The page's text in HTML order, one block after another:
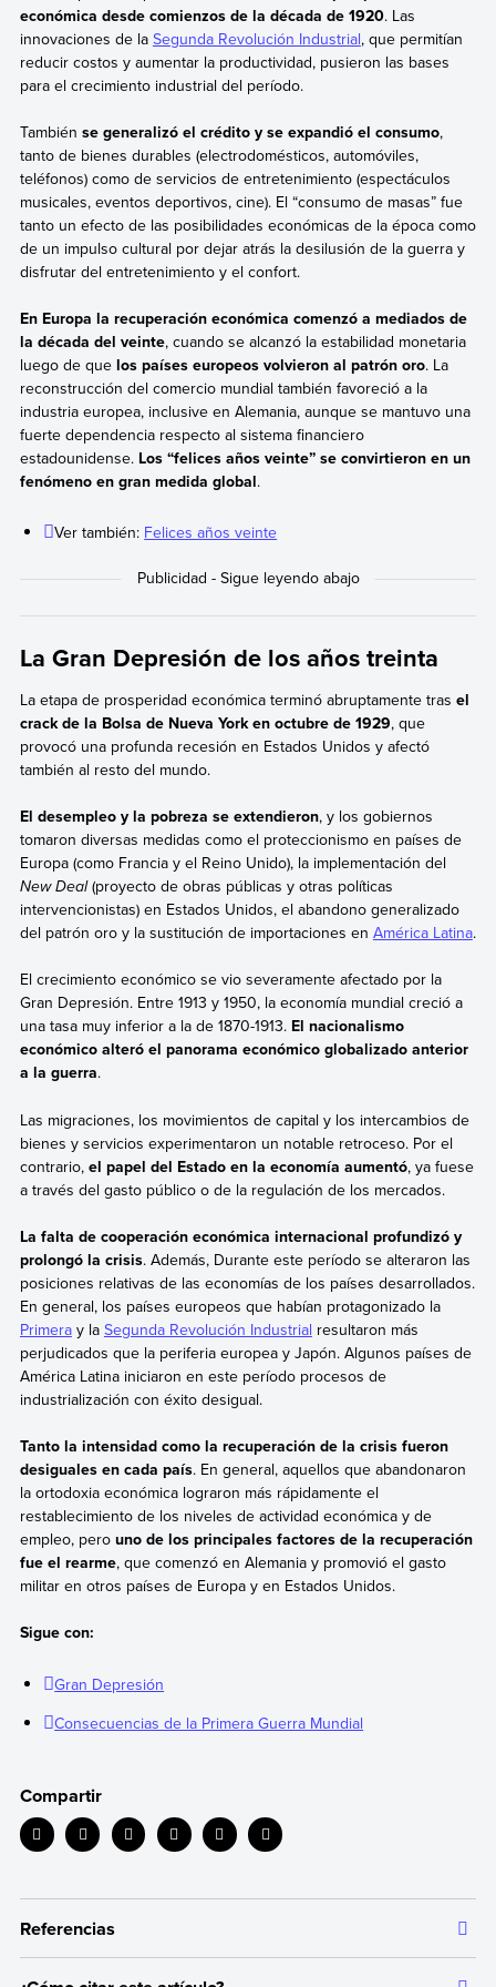
económica desde comienzos de la década de 1920. Las
innovaciones de la Segunda Revolución Industrial, que permitían
reducir costos y aumentar la productividad, pusieron las bases
para el crecimiento industrial del período.
También se generalizó el crédito y se expandió el consumo,
tanto de bienes durables (electrodomésticos, automóviles,
teléfonos) como de servicios de entretenimiento (espectáculos
musicales, eventos deportivos, cine). El “consumo de masas” fue
tanto un efecto de las posibilidades económicas de la época como
de un impulso cultural por dejar atrás la desilusión de la guerra y
disfrutar del entretenimiento y el confort.
En Europa la recuperación económica comenzó a mediados de
la década del veinte, cuando se alcanzó la estabilidad monetaria
luego de que los países europeos volvieron al patrón oro. La
reconstrucción del comercio mundial también favoreció a la
industria europea, inclusive en Alemania, aunque se mantuvo una
fuerte dependencia respecto al sistema financiero
estadounidense. Los “felices años veinte” se convirtieron en un
fenómeno en gran medida global.
Ver también: Felices años veinte
La Gran Depresión de los años treinta
La etapa de prosperidad económica terminó abruptamente tras el
crack de la Bolsa de Nueva York en octubre de 1929, que
provocó una profunda recesión en Estados Unidos y afectó
también al resto del mundo.
El desempleo y la pobreza se extendieron, y los gobiernos
tomaron diversas medidas como el proteccionismo en países de
Europa (como Francia y el Reino Unido), la implementación del
New Deal(proyecto de obras públicas y otras políticas
intervencionistas) en Estados Unidos, el abandono generalizado
del patrón oro y la sustitución de importaciones en América Latina.
El crecimiento económico se vio severamente afectado por la
Gran Depresión. Entre 1913 y 1950, la economía mundial creció a
una tasa muy inferior a la de 1870-1913.El nacionalismo
económico alteró el panorama económico globalizado anterior
a la guerra.
Las migraciones, los movimientos de capital y los intercambios de
bienes y servicios experimentaron un notable retroceso. Por el
contrario,el papel del Estado en la economía aumentó, ya fuese
a través del gasto público o de la regulación de los mercados.
La falta de cooperación económica internacional profundizó y
prolongó la crisis. Además, Durante este período se alteraron las
posiciones relativas de las economías de los países desarrollados.
En general, los países europeos que habían protagonizado la
Primeray la Segunda Revolución Industrial resultaron más
perjudicados que la periferia europea y Japón. Algunos países de
América Latina iniciaron en este período procesos de
industrialización con éxito desigual.
Tanto la intensidad como la recuperación de la crisis fueron
desiguales en cada país. En general, aquellos que abandonaron
la ortodoxia económica lograron más rápidamente el
restablecimiento de los niveles de actividad económica y de
empleo, pero uno de los principales factores de la recuperación
fue el rearme, que comenzó en Alemania y promovió el gasto
militar en otros países de Europa y en Estados Unidos.
Sigue con:
Gran Depresión
Consecuencias de la Primera Guerra Mundial
Compartir
Referencias